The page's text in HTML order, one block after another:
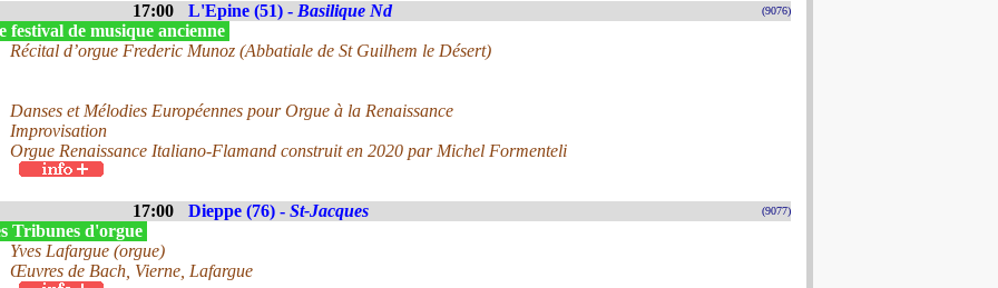
17:00 L'Epine (51) - Basilique Nd (9076)
festival de musique ancienne
Récital d’orgue Frederic Munoz (Abbatiale de St Guilhem le Désert)
Danses et Mélodies Européennes pour Orgue à la Renaissance
Improvisation
Orgue Renaissance Italiano-Flamand construit en 2020 par Michel Formenteli
17:00 Dieppe (76) - St-Jacques (9077)
Tribunes d'orgue
Yves Lafargue (orgue)
Œuvres de Bach, Vierne, Lafargue